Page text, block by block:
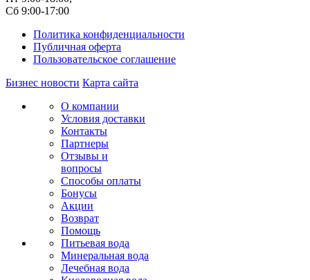
Сб 9:00-17:00
Политика конфиденциальности
Публичная оферта
Пользовательское соглашение
Бизнес новости Карта сайта
О компании
Условия доставки
Контакты
Партнеры
Отзывы и
вопросы
Способы оплаты
Бонусы
Акции
Возврат
Помощь
Питьевая вода
Минеральная вода
Лечебная вода